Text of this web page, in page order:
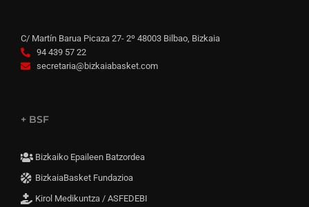
C/ Martín Barua Picaza 27- 2º 48003 Bilbao, Bizkaia
94 439 57 22
secretaria@bizkaiabasket.com
+ BSF
Bizkaiko Epaileen Batzordea
BizkaiaBasket Fundazioa
Kirol Medikuntza / ASFEDEBI